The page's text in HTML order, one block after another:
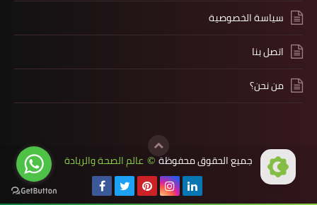
سياسة الخصوصية
اتصل بنا
من نحن؟
جميع الحقوق محفوظة © عالم الصحة والريادة